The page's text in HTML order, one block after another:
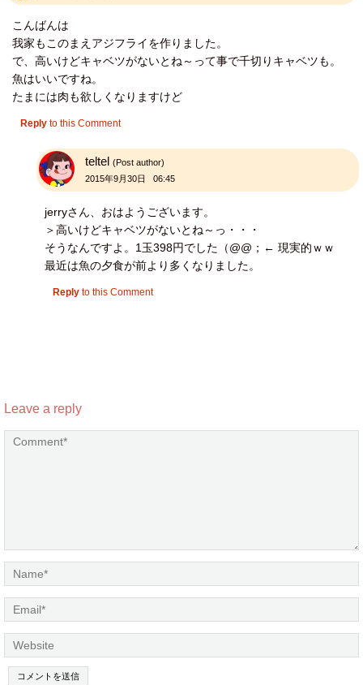
こんばんは
我家もこのまえアジフライを作りました。
で、高いけどキャベツがないとね～って事で千切りキャベツも。
魚はいいですね。
たまには肉も欲しくなりますけど
Reply to this Comment
teltel (Post author)
2015年9月30日 06:45
jerryさん、おはようございます。
＞高いけどキャベツがないとね～っ・・・
そうなんですよ。1玉398円でした（@@；← 現実的ｗｗ
最近は魚の夕食が前より多くなりました。
Reply to this Comment
Leave a reply